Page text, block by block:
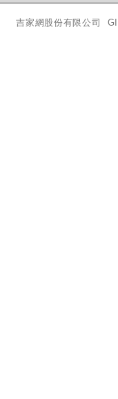
吉家網股份有限公司